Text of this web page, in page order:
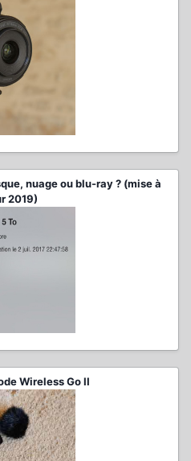
nuage ou blu-ray ? (mise à
2019)
Wireless Go II